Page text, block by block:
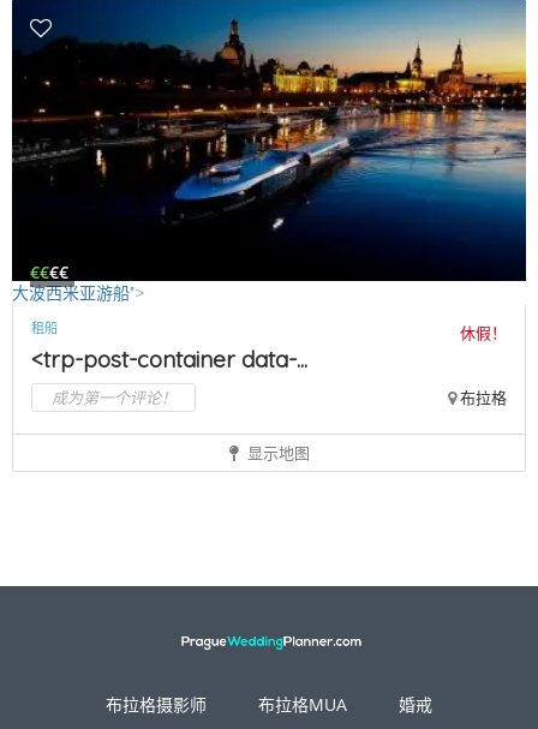
€€€€
大波西米亚游船">
租船 休假！
<trp-post-container data-...
成为第一个评论！ 布拉格
显示地图
布拉格摄影师 布拉格MUA 婚戒